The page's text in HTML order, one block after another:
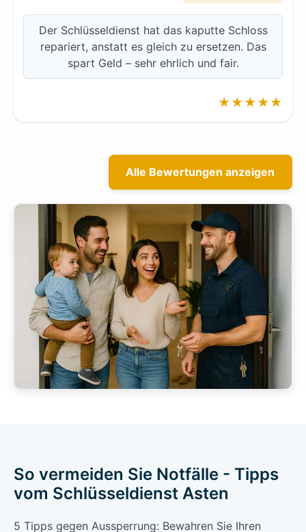
Der Schlüsseldienst hat das kaputte Schloss
repariert, anstatt es gleich zu ersetzen. Das
spart Geld – sehr ehrlich und fair.
★★★★★
Alle Bewertungen anzeigen
So vermeiden Sie Notfälle - Tipps
vom Schlüsseldienst Asten
5 Tipps gegen Aussperrung: Bewahren Sie Ihren